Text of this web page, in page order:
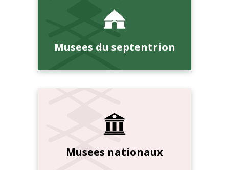
Musees du septentrion
Musees nationaux